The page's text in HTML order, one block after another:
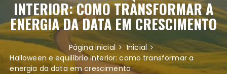
INTERIOR: COMO TRANSFORMAR A
ENERGIA DA DATA EM CRESCIMENTO
Página inicial
Inicial
Halloween e equilíbrio interior: como transformar a
energia da data em crescimento